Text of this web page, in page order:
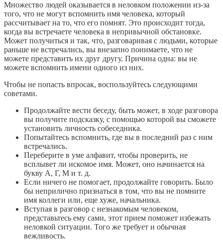
Множество людей оказывается в неловком положении из-за
того, что не могут вспомнить имя человека, который
рассчитывает на то, что его помнят. Это происходит тогда,
когда вы встречаете человека в непривычной обстановке.
Может получиться и так, что, разговаривая с людьми, которые
раньше не встречались, вы внезапно понимаете, что не
можете представить их друг другу. Причина одна: вы не
можете вспомнить имени одного из них.
Чтобы не попасть впросак, воспользуйтесь следующими
советами.
Продолжайте вести беседу, быть может, в ходе разговора
вы получите подсказку, с помощью которой вы сможете
установить личность собеседника.
Попытайтесь вспомнить, где вы в последний раз с ним
встречались.
Переберите в уме алфавит, чтобы проверить, не
всплывет ли искомое имя. Может, оно начинается на
букву А, Г, М и т. д.
Если ничего не помогает, продолжайте говорить. Было
бы неприлично признаться в том, что вы не помните
имя коллеги или, еще хуже, начальника.
Вступая в разговор с незнакомым человеком,
представьтесь ему сами, этот прием поможет избежать
неловкой ситуации. Того же требует и обычная
вежливость.